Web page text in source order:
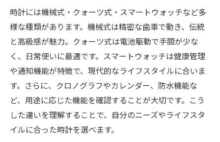
大府市で人気のブランド時計の傾向を解説
時計選定で失敗しないブランド比較ポイン
ト
買取価値を考慮したブランド時計の選び方
ブランド時計の保証やアフターケアも重要
納得できる時計買取を実現するための秘訣
買取で後悔しないための時計査定のポイン
ト
時計買取店選びで押さえるべき信頼性の基
時計には機械式・クォーツ式・スマートウォッチなど多
様な種類があります。機械式は精密な歯車で動き、伝統
と高級感が魅力。クォーツ式は電池駆動で手間が少な
く、日常使いに最適です。スマートウォッチは健康管理
や通知機能が特徴で、現代的なライフスタイルに合いま
す。さらに、クロノグラフやカレンダー、防水機能な
ど、用途に応じた機能を確認することが大切です。こう
した違いを理解することで、自分のニーズやライフスタ
イルに合った時計を選べます。